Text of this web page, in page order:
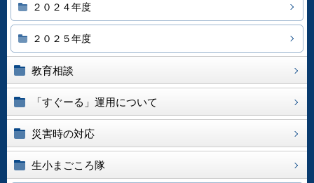
２０２４年度
２０２５年度
教育相談
「すぐーる」運用について
災害時の対応
生小まごころ隊